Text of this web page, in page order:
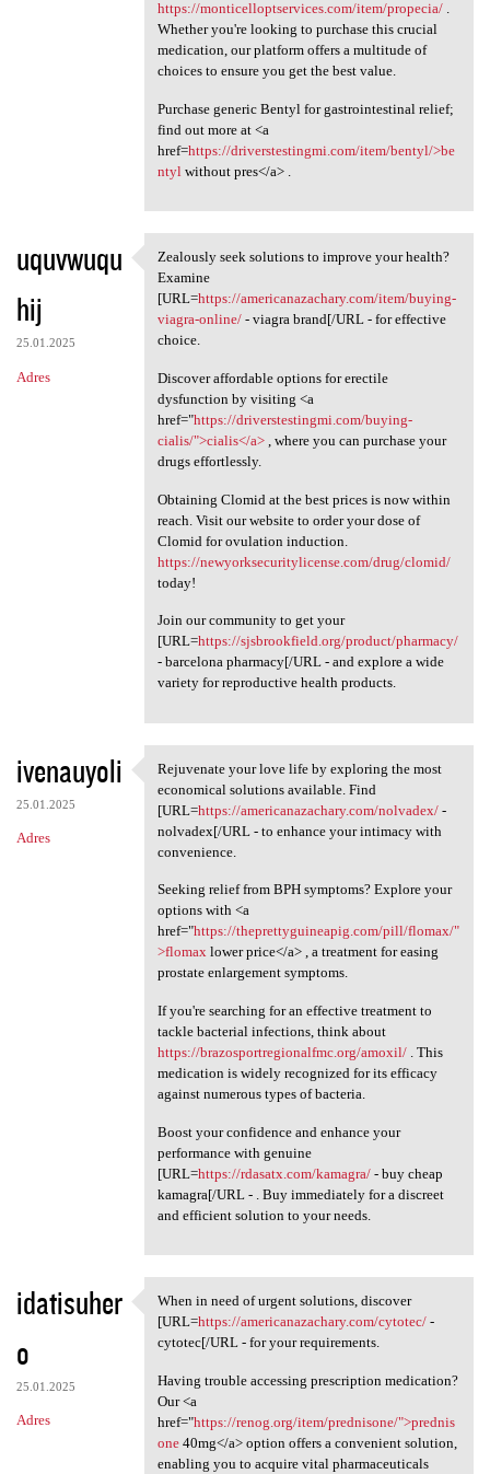
https://monticelloptservices.com/item/propecia/.
Whether you're looking to purchase this crucial
medication, our platform offers a multitude of
choices to ensure you get the best value.
Purchase generic Bentyl for gastrointestinal relief;
find out more at <a
href=https://driverstestingmi.com/item/bentyl/>be
ntyl without pres</a> .
uquvwuqu
hij
25.01.2025
Adres
Zealously seek solutions to
Zealously seek solutions to improve your health?
Examine
[URL=https://americanazachary.com/item/buying-
viagra-online/- viagra brand[/URL - for effective
choice.
Discover affordable options for erectile
dysfunction by visiting <a
href="https://driverstestingmi.com/buying-
cialis/">cialis</a>, where you can purchase your
drugs effortlessly.
Obtaining Clomid at the best prices is now within
reach. Visit our website to order your dose of
Clomid for ovulation induction.
https://newyorksecuritylicense.com/drug/clomid/
today!
Join our community to get your
[URL=https://sjsbrookfield.org/product/pharmacy/
- barcelona pharmacy[/URL - and explore a wide
variety for reproductive health products.
ivenauyoli
25.01.2025
Adres
Rejuvenate your love life by
Rejuvenate your love life by exploring the most
economical solutions available. Find
[URL=https://americanazachary.com/nolvadex/-
nolvadex[/URL - to enhance your intimacy with
convenience.
Seeking relief from BPH symptoms? Explore your
options with <a
href="https://theprettyguineapig.com/pill/flomax/"
>flomaxlower price</a> , a treatment for easing
prostate enlargement symptoms.
If you're searching for an effective treatment to
tackle bacterial infections, think about
https://brazosportregionalfmc.org/amoxil/. This
medication is widely recognized for its efficacy
against numerous types of bacteria.
Boost your confidence and enhance your
performance with genuine
[URL=https://rdasatx.com/kamagra/- buy cheap
kamagra[/URL - . Buy immediately for a discreet
and efficient solution to your needs.
idatisuher
o
25.01.2025
Adres
When in need of urgent
When in need of urgent solutions, discover
[URL=https://americanazachary.com/cytotec/-
cytotec[/URL - for your requirements.
Having trouble accessing prescription medication?
Our <a
href="https://renog.org/item/prednisone/">prednis
one40mg</a> option offers a convenient solution,
enabling you to acquire vital pharmaceuticals